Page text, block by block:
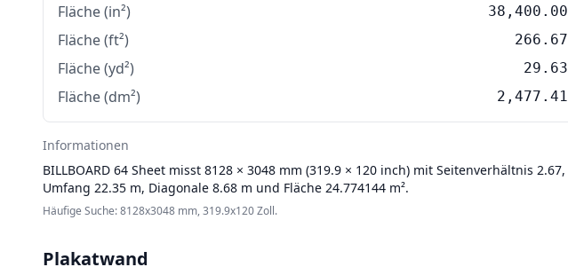
Fläche (in²) 38,400.00
Fläche (ft²) 266.67
Fläche (yd²) 29.63
Fläche (dm²) 2,477.41
Informationen
BILLBOARD 64 Sheet misst 8128 × 3048 mm (319.9 × 120 inch) mit Seitenverhältnis 2.67,
Umfang 22.35 m, Diagonale 8.68 m und Fläche 24.774144 m².
Häufige Suche: 8128x3048 mm, 319.9x120 Zoll.
Plakatwand